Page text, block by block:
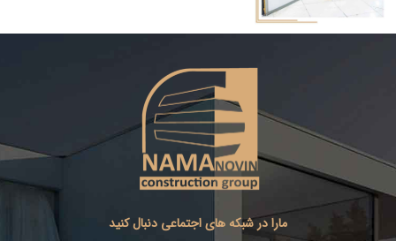
مارا در شبکه های اجتماعی دنبال کنید